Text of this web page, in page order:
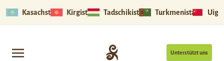
Kasachstan Kirgistan Tadschikistan Turkmenistan
Unterstützt uns